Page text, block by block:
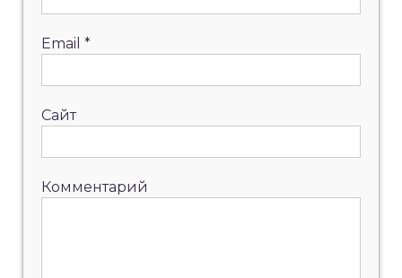
Email *
Сайт
Комментарий